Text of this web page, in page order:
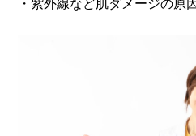
・紫外線など肌ダメージの原